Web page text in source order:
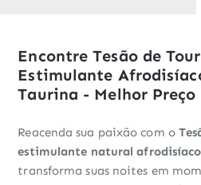
Encontre Tesão de
Estimulante
Taurina - Melhor
Reacenda sua paixão com o
estimulante natural afrodisíaco
transforma suas noites em